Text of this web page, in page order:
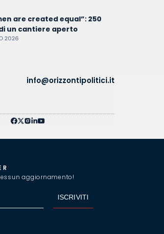
are created equal”: 250
un cantiere aperto
2026
info@orizzontipolitici.it
aggiornamento!
ISCRIVITI